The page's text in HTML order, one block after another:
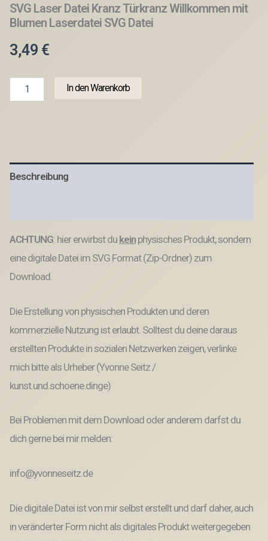
SVG Laser Datei Kranz Türkranz Willkommen mit
Blumen Laserdatei SVG Datei
3,49 €
Blumen
Laserdatei
In den Warenkorb
Beschreibung
ACHTUNG: hier erwirbst du kein physisches Produkt, sondern
eine digitale Datei im SVG Format (Zip-Ordner) zum
Download.
Die Erstellung von physischen Produkten und deren
kommerzielle Nutzung ist erlaubt. Solltest du deine daraus
erstellten Produkte in sozialen Netzwerken zeigen, verlinke
mich bitte als Urheber (Yvonne Seitz /
kunst.und.schoene.dinge)
Bei Problemen mit dem Download oder anderem darfst du
dich gerne bei mir melden:
info@yvonneseitz.de
Die digitale Datei ist von mir selbst erstellt und darf daher, auch
in veränderter Form nicht als digitales Produkt weitergegeben